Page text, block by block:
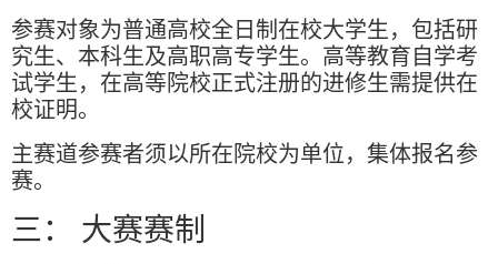
参赛对象为普通高校全日制在校大学生，包括研
究生、本科生及高职高专学生。高等教育自学考
试学生，在高等院校正式注册的进修生需提供在
校证明。
主赛道参赛者须以所在院校为单位，集体报名参
赛。
三： 大赛赛制